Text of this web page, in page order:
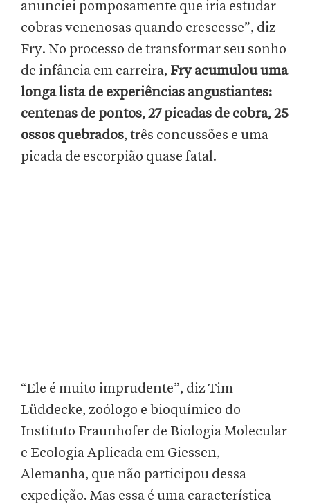
anunciei pomposamente que iria estudar
cobras venenosas quando crescesse”, diz
Fry. No processo de transformar seu sonho
de infância em carreira, Fry acumulou uma
longa lista de experiências angustiantes:
centenas de pontos, 27 picadas de cobra, 25
ossos quebrados, três concussões e uma
picada de escorpião quase fatal.
“Ele é muito imprudente”, diz Tim
Lüddecke, zoólogo e bioquímico do
Instituto Fraunhofer de Biologia Molecular
e Ecologia Aplicada em Giessen,
Alemanha, que não participou dessa
expedição. Mas essa é uma característica